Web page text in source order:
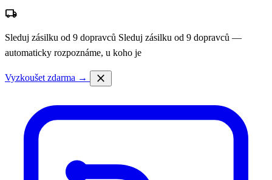
local_shipping
Sleduj zásilku od 9 dopravců Sleduj zásilku od 9 dopravců —
automaticky rozpoznáme, u koho je
Vyzkoušet zdarma → close